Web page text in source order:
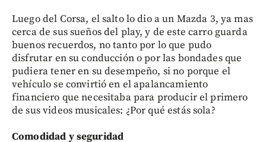
Luego del Corsa, el salto lo dio a un Mazda 3, ya mas
cerca de sus sueños del play, y de este carro guarda
buenos recuerdos, no tanto por lo que pudo
disfrutar en su conducción o por las bondades que
pudiera tener en su desempeño, si no porque el
vehículo se convirtió en el apalancamiento
financiero que necesitaba para producir el primero
de sus videos musicales: ¿Por qué estás sola?
Comodidad y seguridad